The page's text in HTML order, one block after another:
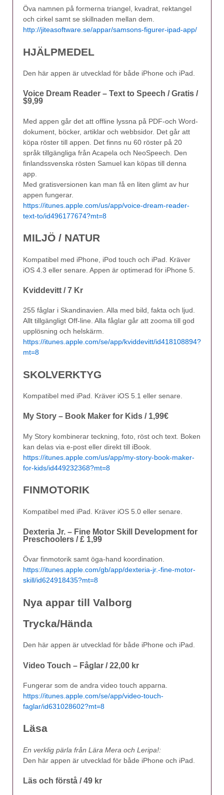
Öva namnen på formerna triangel, kvadrat, rektangel
och cirkel samt se skillnaden mellan dem.
http://jiteasoftware.se/appar/samsons-figurer-ipad-app/
HJÄLPMEDEL
Den här appen är utvecklad för både iPhone och iPad.
Voice Dream Reader – Text to Speech / Gratis /
$9,99
Med appen går det att offline lyssna på PDF-och Word-
dokument, böcker, artiklar och webbsidor. Det går att
köpa röster till appen. Det finns nu 60 röster på 20
språk tillgängliga från Acapela och NeoSpeech. Den
finlandssvenska rösten Samuel kan köpas till denna
app.
Med gratisversionen kan man få en liten glimt av hur
appen fungerar.
https://itunes.apple.com/us/app/voice-dream-reader-
text-to/id496177674?mt=8
MILJÖ / NATUR
Kompatibel med iPhone, iPod touch och iPad. Kräver
iOS 4.3 eller senare. Appen är optimerad för iPhone 5.
Kviddevitt / 7 Kr
255 fåglar i Skandinavien. Alla med bild, fakta och ljud.
Allt tillgängligt Off-line. Alla fåglar går att zooma till god
upplösning och helskärm.
https://itunes.apple.com/se/app/kviddevitt/id418108894?
mt=8
SKOLVERKTYG
Kompatibel med iPad. Kräver iOS 5.1 eller senare.
My Story – Book Maker for Kids / 1,99€
My Story kombinerar teckning, foto, röst och text. Boken
kan delas via e-post eller direkt till iBook.
https://itunes.apple.com/us/app/my-story-book-maker-
for-kids/id449232368?mt=8
FINMOTORIK
Kompatibel med iPad. Kräver iOS 5.0 eller senare.
Dexteria Jr. – Fine Motor Skill Development for
Preschoolers / £ 1,99
Övar finmotorik samt öga-hand koordination.
https://itunes.apple.com/gb/app/dexteria-jr.-fine-motor-
skill/id624918435?mt=8
Nya appar till Valborg
Trycka/Hända
Den här appen är utvecklad för både iPhone och iPad.
Video Touch – Fåglar / 22,00 kr
Fungerar som de andra video touch apparna.
https://itunes.apple.com/se/app/video-touch-
faglar/id631028602?mt=8
Läsa
En verklig pärla från Lära Mera och Leripa!:
Den här appen är utvecklad för både iPhone och iPad.
Läs och förstå / 49 kr